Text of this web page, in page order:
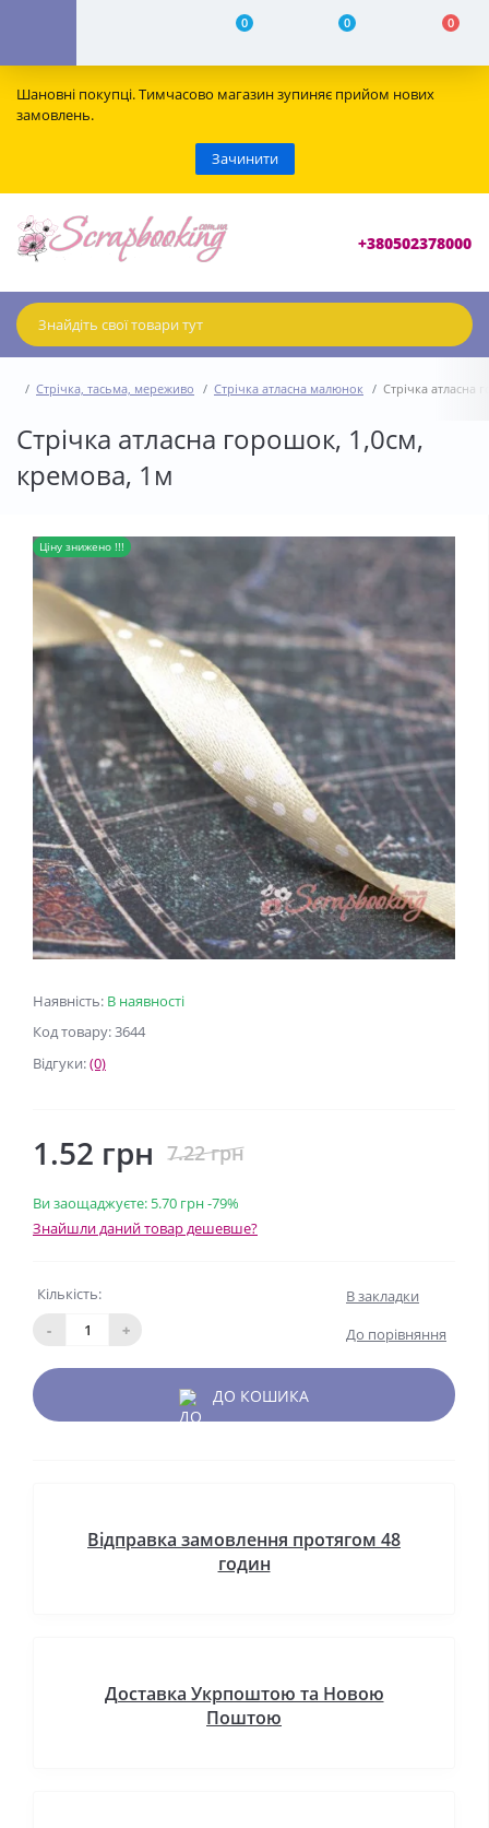
0 0 0
Шановні покупці. Тимчасово магазин зупиняє прийом нових
замовлень.
Зачинити
+380502378000
Стрічка, тасьма, мереживо Стрічка атласна малюнок Стрічка атласна
Стрічка атласна горошок, 1,0см,
кремова, 1м
Наявність: В наявності
Код товару: 3644
Відгуки:(0)
Ціну знижено !!!
1.52 грн 7.22 грн
Ви заощаджуєте: 5.70 грн-79%
Знайшли даний товар дешевше?
Кількість:
-
+
В закладки
До порівняння
ДО КОШИКА
Відправка замовлення протягом 48
годин
Доставка Укрпоштою та Новою
Поштою